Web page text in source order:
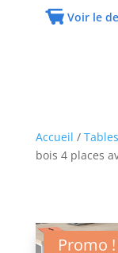
Voir le
Accueil /
bois 4 places
Promo !